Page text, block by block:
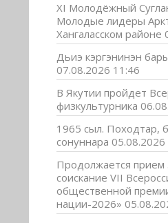
XI Молодёжный
Молодые лидеры
Хангаласском районе
Дьиэ кэргэнинэн
07.08.2026 11:46
В Якутии пройдет
физкультурника
1965 сыл. Походтар,
сонуннара 05.08.2026
Продолжается прием
соискание VII
общественной
нации-2026»